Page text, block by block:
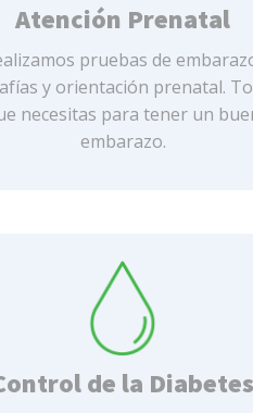
Atención Prenatal
pruebas de
y orientación prenatal.
necesitas para tener un
embarazo.
de la Diabetes